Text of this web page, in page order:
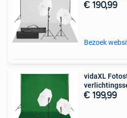
€ 190,99
Bezoek
vidaXL
€ 199,99